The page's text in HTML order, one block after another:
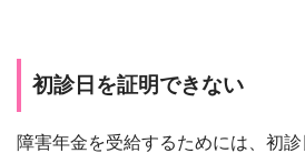
初診日を証明できない
障害年金を受給するためには、初